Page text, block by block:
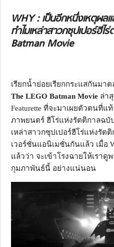
WHY :เป็นอีกหนึ่งเหตุผล
ทำไมเหล่าสาวกซุปเปอร์ฮีไ
Batman Movie
เรียกน้ำย่อยเรียกกระแสกันมา
The LEGO Batman Movie ล่า
Featurette ที่จะมาเผยตัวตนที่แ
ภาพยนตร์ ฮีโร่แห่งรัตติกาลฉบั
เหล่าสาวกซุปเปอร์ฮีโร่แห่งรัต
เวอร์ชั่นแอนิเมชั่นกันแล้ว เมื่อ
แล้วว่า จะเข้าโรงฉายให้เรา
กุมภาพันธ์นี้ อย่างแน่นอน